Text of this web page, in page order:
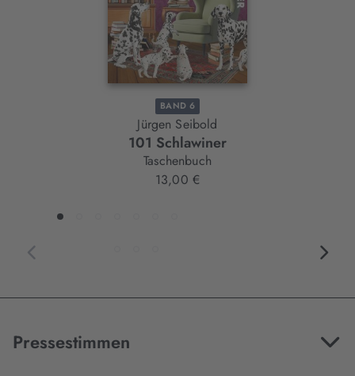
BAND 6
Jürgen Seibold
101 Schlawiner
Taschenbuch
13,00 €
Pressestimmen